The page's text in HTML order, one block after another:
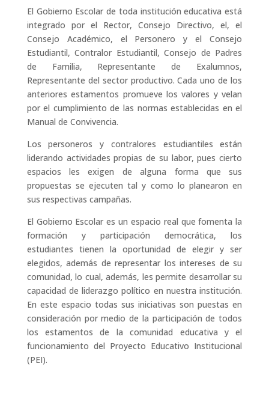
El Gobierno Escolar de toda institución educativa está
integrado por el Rector, Consejo Directivo, el, el
Consejo Académico, el Personero y el Consejo
Estudiantil, Contralor Estudiantil, Consejo de Padres
de Familia, Representante de Exalumnos,
Representante del sector productivo. Cada uno de los
anteriores estamentos promueve los valores y velan
por el cumplimiento de las normas establecidas en el
Manual de Convivencia.
Los personeros y contralores estudiantiles están
liderando actividades propias de su labor, pues cierto
espacios les exigen de alguna forma que sus
propuestas se ejecuten tal y como lo planearon en
sus respectivas campañas.
El Gobierno Escolar es un espacio real que fomenta la
formación y participación democrática, los
estudiantes tienen la oportunidad de elegir y ser
elegidos, además de representar los intereses de su
comunidad, lo cual, además, les permite desarrollar su
capacidad de liderazgo político en nuestra institución.
En este espacio todas sus iniciativas son puestas en
consideración por medio de la participación de todos
los estamentos de la comunidad educativa y el
funcionamiento del Proyecto Educativo Institucional
(PEI).